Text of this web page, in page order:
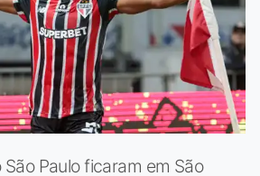
Paulo ficaram em São